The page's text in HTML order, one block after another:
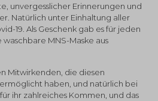
unvergesslicher Erinnerungen und
Natürlich unter Einhaltung aller
19. Als Geschenk gab es für jeden
MNS-Maske aus
Mitwirkenden, die diesen
haben, und natürlich bei
ihr zahlreiches Kommen, und das